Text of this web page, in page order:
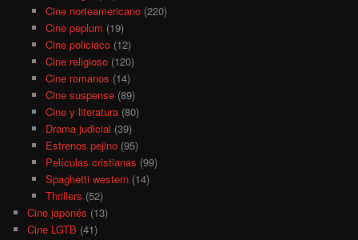
Cine norteamericano(220)
Cine peplum (19)
Cine policiaco(12)
Cine religioso(120)
Cine romanos (14)
Cine suspense(89)
Cine y literatura(80)
Drama judicial (39)
Estrenos pejino(95)
Películas cristianas (99)
Spaghetti western(14)
Thrillers (52)
Cine japonés (13)
Cine LGTB (41)